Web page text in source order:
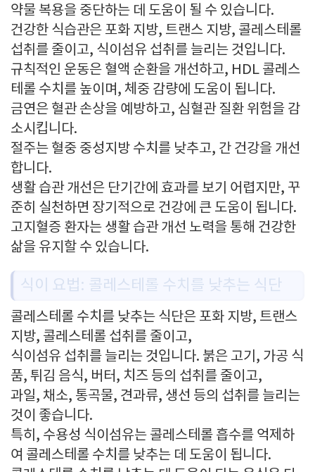
약물 복용을 중단하는 데 도움이 될 수 있습니다.
건강한 식습관은 포화 지방, 트랜스 지방, 콜레스테롤
섭취를 줄이고, 식이섬유 섭취를 늘리는 것입니다.
규칙적인 운동은 혈액 순환을 개선하고, HDL 콜레스
테롤 수치를 높이며, 체중 감량에 도움이 됩니다.
금연은 혈관 손상을 예방하고, 심혈관 질환 위험을 감
소시킵니다.
절주는 혈중 중성지방 수치를 낮추고, 간 건강을 개선
합니다.
생활 습관 개선은 단기간에 효과를 보기 어렵지만, 꾸
준히 실천하면 장기적으로 건강에 큰 도움이 됩니다.
고지혈증 환자는 생활 습관 개선 노력을 통해 건강한
삶을 유지할 수 있습니다.
식이 요법: 콜레스테롤 수치를 낮추는 식단
콜레스테롤 수치를 낮추는 식단은 포화 지방, 트랜스
지방, 콜레스테롤 섭취를 줄이고,
식이섬유 섭취를 늘리는 것입니다. 붉은 고기, 가공 식
품, 튀김 음식, 버터, 치즈 등의 섭취를 줄이고,
과일, 채소, 통곡물, 견과류, 생선 등의 섭취를 늘리는
것이 좋습니다.
특히, 수용성 식이섬유는 콜레스테롤 흡수를 억제하
여 콜레스테롤 수치를 낮추는 데 도움이 됩니다.